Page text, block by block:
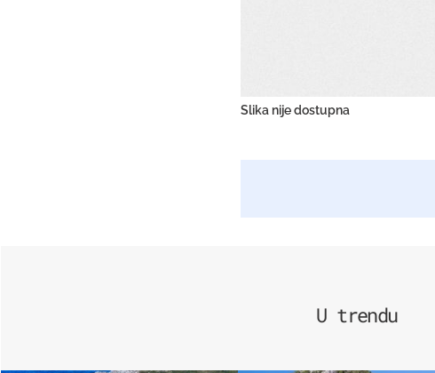
Slika nije dostupna
U trendu